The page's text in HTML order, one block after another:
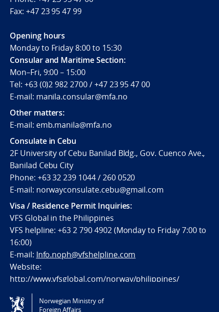
Fax: +47 23 95 47 99
Opening hours
Monday to Friday 8:00 to 15:30
Consular and Maritime Section:
Mon–Fri, 9:00 – 15:00
Tel: +63 (0)2 982 2700 / +47 23 95 47 00
E-mail: manila.consular@mfa.no
Other matters:
E-mail: emb.manila@mfa.no
Consulate in Cebu
2F University of Cebu Banilad Bldg., Gov. Cuenco Ave.,
Banilad Cebu City
Phone: +63 32 239 1044 / 260 0520
E-mail: norwayconsulate.cebu@gmail.com
Visa / Residence Permit Inquiries:
VFS Global in the Philippines
VFS helpline: +63 2 790 4902 (Monday to Friday 7:00 to
16:00)
E-mail: Info.noph@vfshelpline.com
Website:
http://www.vfsglobal.com/norway/philippines/
Tilgjengelighetserklæring / Accessibility statement
Norwegian Ministry of
Foreign Affairs